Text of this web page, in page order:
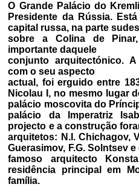
O Grande Palácio do
Presidente da Rússia.
capital russa, na parte
sobre a Colina de
importante daquele
conjunto arquitectónico.
com o seu aspecto
actual, foi erguido entre
Nicolau I, no mesmo lugar
palácio moscovita do
palácio da Imperatriz
projecto e a construção
arquitetos: N.I. Chichagov,
Guerasimov, F.G. Solntsev
famoso arquitecto
residência principal em
família.